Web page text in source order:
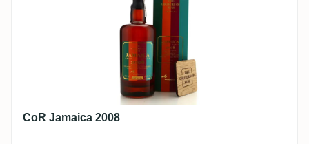
CoR Jamaica 2008